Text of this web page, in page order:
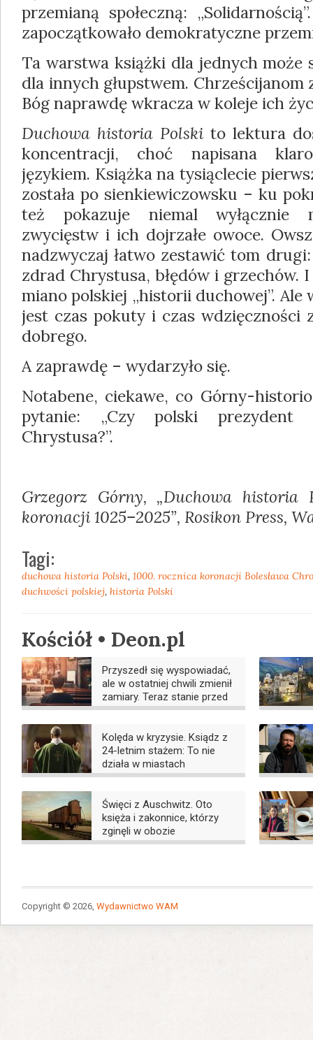
przemianą społeczną:
zapoczątkowało demokratyczne
Ta warstwa książki dla jednych może
dla innych głupstwem. Chrześcijanom
Bóg naprawdę wkracza w koleje ich
Duchowa historia Polski to lektura
koncentracji, choć napisana
językiem. Książka na tysiąclecie
została po sienkiewiczowsku – ku
też pokazuje niemal wyłącznie
zwycięstw i ich dojrzałe owoce.
nadzwyczaj łatwo zestawić tom
zdrad Chrystusa, błędów i grzechów.
miano polskiej „historii duchowej”. Ale
jest czas pokuty i czas wdzięczności
dobrego.
A zaprawdę – wydarzyło się.
Notabene, ciekawe, co Górny-
pytanie: „Czy polski prezydent
Chrystusa?”.
Grzegorz Górny, „Duchowa
koronacji 1025–2025”, Rosikon Press,
Tagi:
duchowa historia Polski, 1000. rocznica koronacji Bolesława
duchwości polskiej, historia Polski
Kościół • Deon.pl
Przyszedł się wyspowiadać,
ale w ostatniej chwili zmienił
zamiary. Teraz stanie przed
sądem
Kolęda w kryzysie. Ksiądz z
24-letnim stażem: To nie
działa w miastach
Święci z Auschwitz. Oto
księża i zakonnice, którzy
zginęli w obozie
Copyright © 2026, Wydawnictwo WAM